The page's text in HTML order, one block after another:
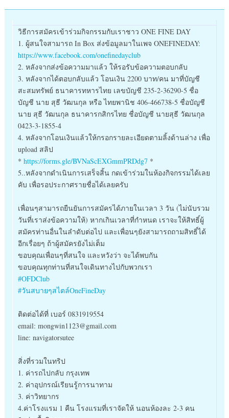
วิธีการสมัครเข้าร่วมกิจกรรมกับเราชาว ONE FINE DAY
1. ผู้สนใจสามารถ In Box ส่งข้อมูลมาในเพจ ONEFINEDAY:
https://www.facebook.com/onefinedayclub
2. หลังจากส่งข้อความมาแล้ว ให้รอรับข้อความตอบกลับ
3. หลังจากได้ตอบกลับแล้ว โอนเงิน 2200 บาท/คน มาที่บัญชี
สะสมทรัพย์ ธนาคารทหารไทย เลขบัญชี 235-2-36290-5 ชื่อ
บัญชี นาย สุธี วัฒนกุล หรือ ไทยพานิช 406-466738-5 ชื่อบัญชี
นาย สุธี วัฒนกุล ธนาคารกสิกรไทย ชื่อบัญชี นายสุธี วัฒนกุล
0423-3-1855-4
4. หลังจากโอนเงินแล้วให้กรอกรายละเอียดตามลิ้งด้านล่าง เพื่อ
upload สลิป
* https://forms.gle/BVNaScEXGmmPRDdg7*
5..หลังจากดำเนินการเสร็จสิ้น กดเข้าร่วมในห้องกิจกรรมได้เลย
คับ เพื่อรอประกาศรายชื่อได้เลยครับ
เพื่อนๆสามารถยืนยันการสมัครได้ภายในเวลา 3 วัน (ไม่นับรวม
วันที่เราส่งข้อความให้) หากเกินเวลาที่กำหนด เราจะให้สิทธิ์ผู้
สมัครท่านอื่นในลำดับต่อไป และเพื่อนๆยังสามารถถามสิทธิ์ได้
อีกเรื่อยๆ ถ้าผู้สมัครยังไม่เต็ม
ขอบคุณเพื่อนๆที่สนใจ และหวังว่า จะได้พบกัน
ขอบคุณทุกท่านที่สนใจเดินทางไปกับพวกเรา
#OFDClub
#วันสบายๆสไตล์OneFineDay
ติดต่อได้ที่ เบอร์ 0831919554
email: mongwin1123@gmail.com
line: navigatorsutee
สิ่งที่รวมในทริป
1. ค่ารถไปกลับ กรุงเทพ
2. ค่าอุปกรณ์เรียนรู้การนาทาม
3. ค่าวิทยากร
4.ค่าโรงแรม 1 คืน โรงแรมที่เราจัดให้ นอนห้องละ 2-3 คน